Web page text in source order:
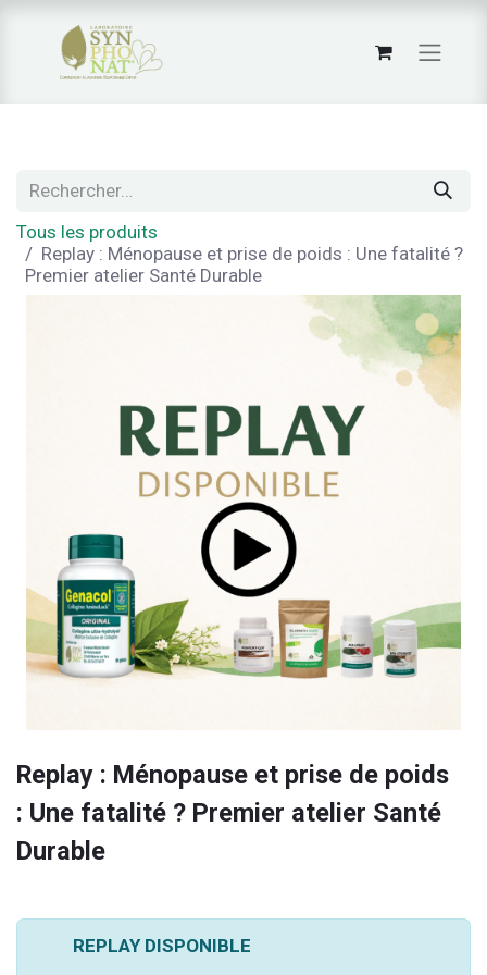
Tous les produits
Replay : Ménopause et prise de poids : Une fatalité ?
Premier atelier Santé Durable
Replay : Ménopause et prise de poids
: Une fatalité ? Premier atelier Santé
Durable
REPLAY DISPONIBLE